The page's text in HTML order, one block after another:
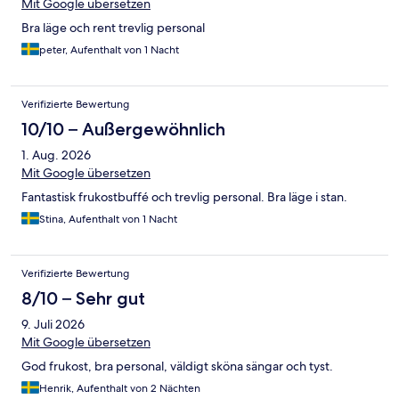
Mit Google übersetzen
Bra läge och rent trevlig personal
peter, Aufenthalt von 1 Nacht
Verifizierte Bewertung
10/10 – Außergewöhnlich
1. Aug. 2026
Mit Google übersetzen
Fantastisk frukostbuffé och trevlig personal. Bra läge i stan.
Stina, Aufenthalt von 1 Nacht
Verifizierte Bewertung
8/10 – Sehr gut
9. Juli 2026
Mit Google übersetzen
God frukost, bra personal, väldigt sköna sängar och tyst.
Henrik, Aufenthalt von 2 Nächten